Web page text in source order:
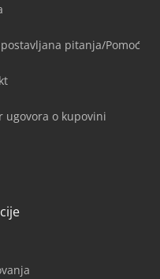
pitanja/Pomoć
ugovora o kupovini